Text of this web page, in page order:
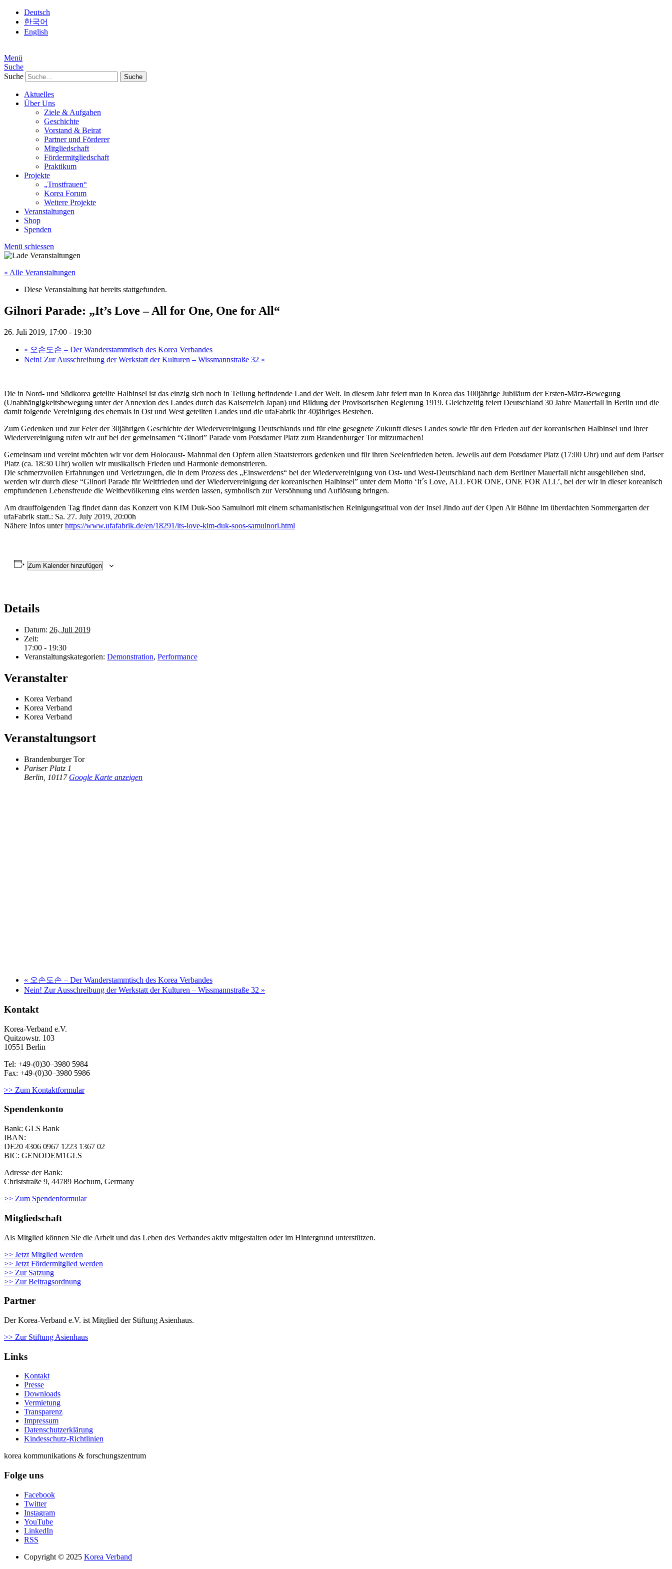
Deutsch
한국어
English
Menü
Suche
Suche
Aktuelles
Über Uns
Ziele & Aufgaben
Geschichte
Vorstand & Beirat
Partner und Förderer
Mitgliedschaft
Fördermitgliedschaft
Praktikum
Projekte
„Trostfrauen“
Korea Forum
Weitere Projekte
Veranstaltungen
Shop
Spenden
Menü schiessen
« Alle Veranstaltungen
Diese Veranstaltung hat bereits stattgefunden.
Gilnori Parade: „It’s Love – All for One, One for All“
26. Juli 2019, 17:00 - 19:30
« 오손도손 – Der Wanderstammtisch des Korea Verbandes
Nein! Zur Ausschreibung der Werkstatt der Kulturen – Wissmannstraße 32 »
Die in Nord- und Südkorea geteilte Halbinsel ist das einzig sich noch in Teilung befindende Land der Welt. In diesem Jahr feiert man in Korea das 100jährige Jubiläum der Ersten-März-Bewegung
(Unabhängigkeitsbewegung unter der Annexion des Landes durch das Kaiserreich Japan) und Bildung der Provisorischen Regierung 1919. Gleichzeitig feiert Deutschland 30 Jahre Mauerfall in Berlin und die
damit folgende Vereinigung des ehemals in Ost und West geteilten Landes und die ufaFabrik ihr 40jähriges Bestehen.
Zum Gedenken und zur Feier der 30jährigen Geschichte der Wiedervereinigung Deutschlands und für eine gesegnete Zukunft dieses Landes sowie für den Frieden auf der koreanischen Halbinsel und ihrer
Wiedervereinigung rufen wir auf bei der gemeinsamen “Gilnori” Parade vom Potsdamer Platz zum Brandenburger Tor mitzumachen!
Gemeinsam und vereint möchten wir vor dem Holocaust- Mahnmal den Opfern allen Staatsterrors gedenken und für ihren Seelenfrieden beten. Jeweils auf dem Potsdamer Platz (17:00 Uhr) und auf dem Pariser
Platz (ca. 18:30 Uhr) wollen wir musikalisch Frieden und Harmonie demonstrieren.
Die schmerzvollen Erfahrungen und Verletzungen, die in dem Prozess des „Einswerdens“ bei der Wiedervereinigung von Ost- und West-Deutschland nach dem Berliner Mauerfall nicht ausgeblieben sind,
werden wir durch diese “Gilnori Parade für Weltfrieden und der Wiedervereinigung der koreanischen Halbinsel” unter dem Motto ‘It´s Love, ALL FOR ONE, ONE FOR ALL’, bei der wir in dieser koreanisch
empfundenen Lebensfreude die Weltbevölkerung eins werden lassen, symbolisch zur Versöhnung und Auflösung bringen.
Am drauffolgenden Tag findet dann das Konzert von KIM Duk-Soo Samulnori mit einem schamanistischen Reinigungsritual von der Insel Jindo auf der Open Air Bühne im überdachten Sommergarten der
ufaFabrik statt.: Sa. 27. July 2019, 20:00h
Nähere Infos unterhttps://www.ufafabrik.de/en/18291/its-love-kim-duk-soos-samulnori.html
Zum Kalender hinzufügen
Details
Datum: 26. Juli 2019
Zeit:
17:00 - 19:30
Veranstaltungskategorien: Demonstration, Performance
Veranstalter
Korea Verband
Korea Verband
Korea Verband
Veranstaltungsort
Brandenburger Tor
Pariser Platz 1
Berlin 10117 Google Karte anzeigen
« 오손도손 – Der Wanderstammtisch des Korea Verbandes
Nein! Zur Ausschreibung der Werkstatt der Kulturen – Wissmannstraße 32 »
Kontakt
Korea-Ver­band e.V.
Quitzowstr. 103
10551 Berlin
Tel: +49-(0)30–3980 5984
Fax: +49-(0)30–3980 5986
>> Zum Kontaktformular
Spendenkonto
Bank: GLS Bank
IBAN:
DE20 4306 0967 1223 1367 02
BIC: GENODEM1GLS
Adresse der Bank:
Christstraße 9, 44789 Bochum, Germany
>> Zum Spendenformular
Mitgliedschaft
Als Mit­glied kön­nen Sie die Arbeit und das Leben des Ver­ban­des aktiv mit­ge­stal­ten oder im Hin­ter­grund unter­stüt­zen.
>> Jetzt Mitglied werden
>> Jetzt Fördermitglied werden
>> Zur Satzung
>> Zur Beitragsordnung
Partner
Der Korea-Verband e.V. ist Mitglied der Stiftung Asienhaus.
>> Zur Stiftung Asienhaus
Links
Kontakt
Presse
Downloads
Vermietung
Transparenz
Impressum
Datenschutzerklärung
Kindesschutz-Richtlinien
korea kommunikations & forschungszentrum
Folge uns
Facebook
Twitter
Instagram
YouTube
LinkedIn
RSS
Copyright © 2025 Korea Verband